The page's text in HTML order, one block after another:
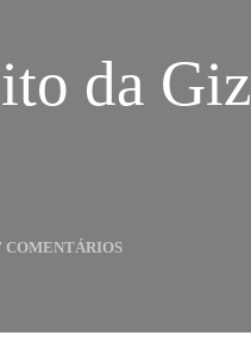
da Giz
COMENTÁRIOSEM
PRECONCEITO